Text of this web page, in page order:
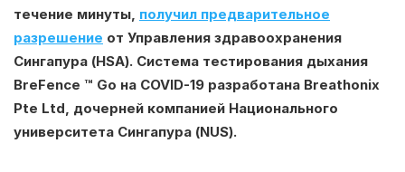
течение минуты, получил предварительное
разрешение от Управления здравоохранения
Сингапура (HSA). Система тестирования дыхания
BreFence ™ Go на COVID-19 разработана Breathonix
Pte Ltd, дочерней компанией Национального
университета Сингапура (NUS).